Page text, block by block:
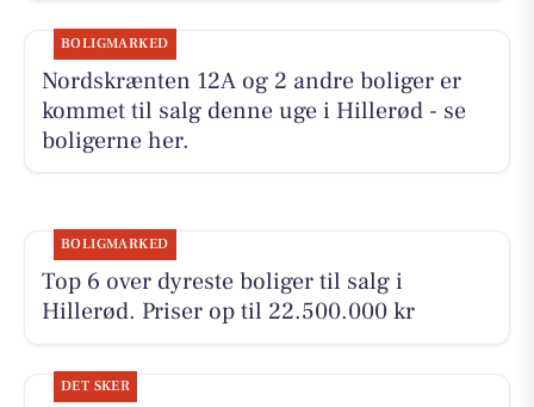
BOLIGMARKED
Nordskrænten 12A og 2 andre boliger er
kommet til salg denne uge i Hillerød - se
boligerne her.
BOLIGMARKED
Top 6 over dyreste boliger til salg i
Hillerød. Priser op til 22.500.000 kr
DET SKER